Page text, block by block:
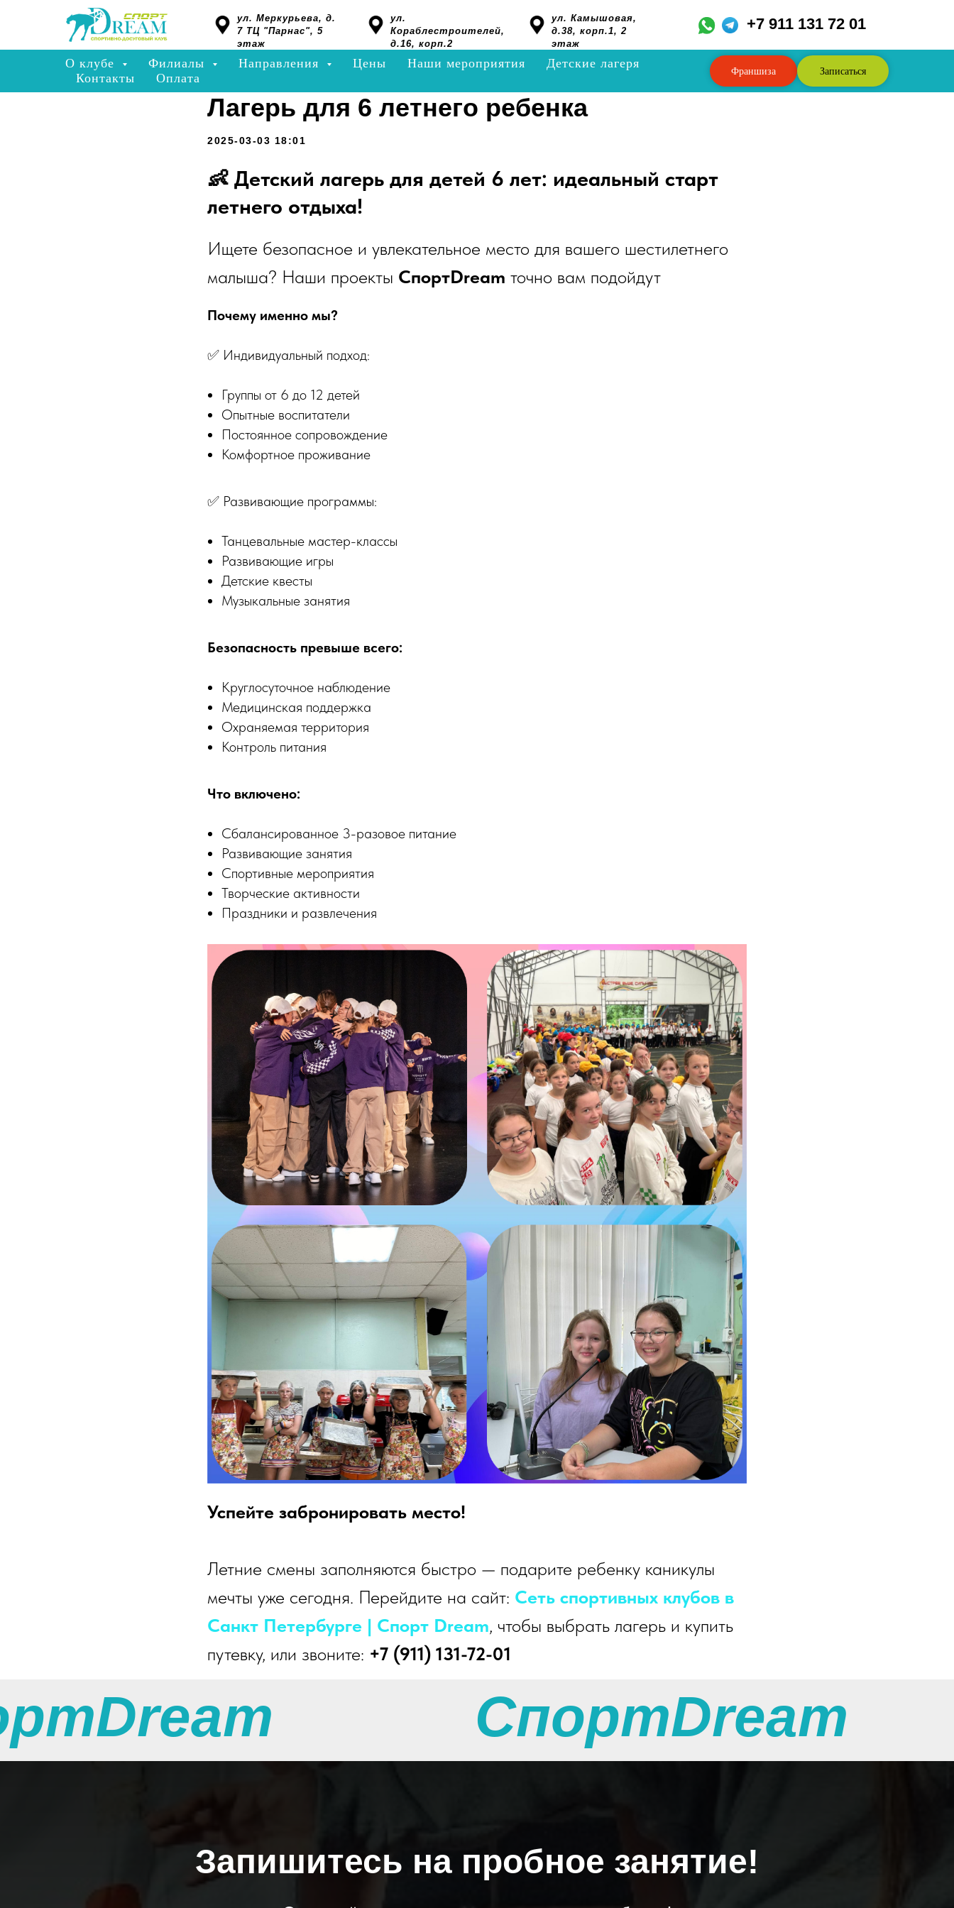
ул. Меркурьева, д.
7 ТЦ "Парнас", 5
этаж
ул.
Кораблестроителей,
д.16, корп.2
ул. Камышовая,
д.38, корп.1, 2
этаж
+7 911 131 72 01
О клубе Филиалы Направления Цены Наши мероприятия
Детские лагеря
Контакты
Оплата Франшиза Записаться
Лагерь для 6 летнего ребенка
2025-03-03 18:01
👶 Детский лагерь для детей 6 лет: идеальный старт
летнего отдыха!
Ищете безопасное и увлекательное место для вашего шестилетнего
малыша? Наши проекты СпортDream точно вам подойдут
Почему именно мы?
✅ Индивидуальный подход:
Группы от 6 до 12 детей
Опытные воспитатели
Постоянное сопровождение
Комфортное проживание
✅ Развивающие программы:
Танцевальные мастер-классы
Развивающие игры
Детские квесты
Музыкальные занятия
Безопасность превыше всего:
Круглосуточное наблюдение
Медицинская поддержка
Охраняемая территория
Контроль питания
Что включено:
Сбалансированное 3-разовое питание
Развивающие занятия
Спортивные мероприятия
Творческие активности
Праздники и развлечения
Успейте забронировать место!
Летние смены заполняются быстро — подарите ребенку каникулы
мечты уже сегодня. Перейдите на сайт: Сеть спортивных клубов в
Санкт Петербурге | Cпорт Dream, чтобы выбрать лагерь и купить
путевку, или звоните: +7 (911) 131-72-01
СпортDream
Запишитесь на пробное занятие!